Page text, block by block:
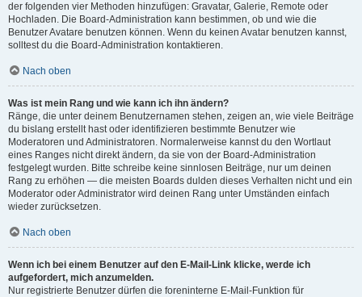
der folgenden vier Methoden hinzufügen: Gravatar, Galerie, Remote oder
Hochladen. Die Board-Administration kann bestimmen, ob und wie die
Benutzer Avatare benutzen können. Wenn du keinen Avatar benutzen kannst,
solltest du die Board-Administration kontaktieren.
Nach oben
Was ist mein Rang und wie kann ich ihn ändern?
Ränge, die unter deinem Benutzernamen stehen, zeigen an, wie viele Beiträge
du bislang erstellt hast oder identifizieren bestimmte Benutzer wie
Moderatoren und Administratoren. Normalerweise kannst du den Wortlaut
eines Ranges nicht direkt ändern, da sie von der Board-Administration
festgelegt wurden. Bitte schreibe keine sinnlosen Beiträge, nur um deinen
Rang zu erhöhen — die meisten Boards dulden dieses Verhalten nicht und ein
Moderator oder Administrator wird deinen Rang unter Umständen einfach
wieder zurücksetzen.
Nach oben
Wenn ich bei einem Benutzer auf den E-Mail-Link klicke, werde ich
aufgefordert, mich anzumelden.
Nur registrierte Benutzer dürfen die foreninterne E-Mail-Funktion für